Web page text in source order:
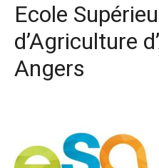
Ecole
d’Agriculture
Angers